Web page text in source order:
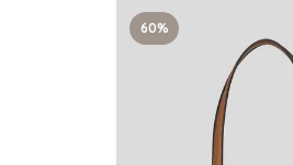
60%